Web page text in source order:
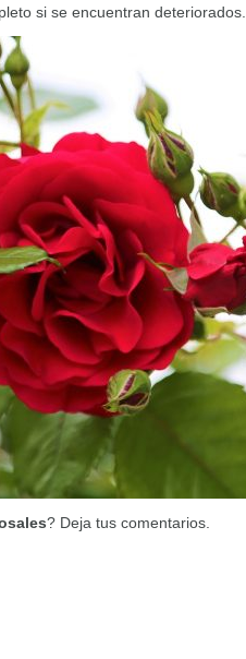
si se encuentran deteriorados.
? Deja tus comentarios.